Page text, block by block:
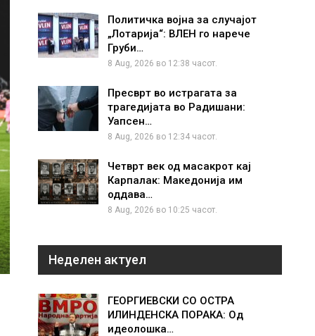
Политичка војна за случајот
„Лотарија“: ВЛЕН го нарече
Груби…
8 Aug, 2026 во 12:38 часот.
Пресврт во истрагата за
трагедијата во Радишани:
Уапсен…
8 Aug, 2026 во 12:34 часот.
Четврт век од масакрот кај
Карпалак: Македонија им
оддава…
8 Aug, 2026 во 10:25 часот.
Неделен актуел
ГЕОРГИЕВСКИ СО ОСТРА
ИЛИНДЕНСКА ПОРАКА: Од
идеолошка…